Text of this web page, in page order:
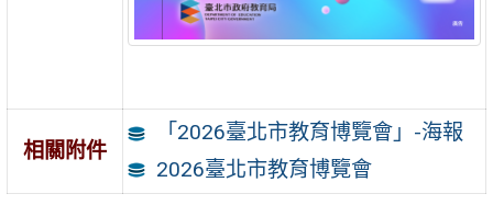
相關附件
「2026臺北市教育博覽會」-海報
2026臺北市教育博覽會